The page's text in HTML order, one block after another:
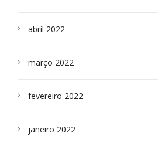
abril 2022
março 2022
fevereiro 2022
janeiro 2022